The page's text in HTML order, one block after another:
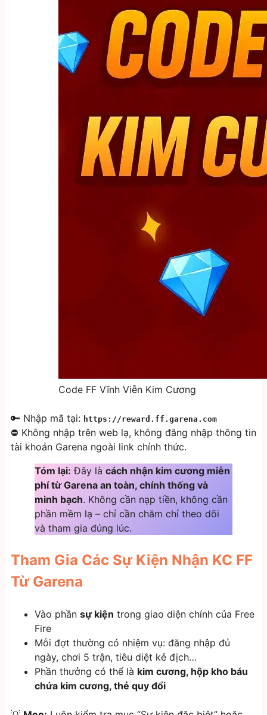
Code FF Vĩnh Viễn Kim Cương
🔑 Nhập mã tại: https://reward.ff.garena.com
⛔ Không nhập trên web lạ, không đăng nhập thông tin
tài khoản Garena ngoài link chính thức.
Tóm lại: Đây là cách nhận kim cương miễn
phí từ Garena an toàn, chính thống và
minh bạch. Không cần nạp tiền, không cần
phần mềm lạ – chỉ cần chăm chỉ theo dõi
và tham gia đúng lúc.
Tham Gia Các Sự Kiện Nhận KC FF
Từ Garena
Vào phần sự kiện trong giao diện chính của Free
Fire
Mỗi đợt thường có nhiệm vụ: đăng nhập đủ
ngày, chơi 5 trận, tiêu diệt kẻ địch…
Phần thưởng có thể là kim cương, hộp kho báu
chứa kim cương, thẻ quy đổi